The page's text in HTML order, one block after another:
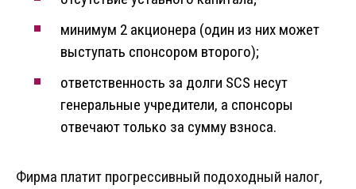
минимум 2 акционера (один из них может
выступать спонсором второго);
ответственность за долги SCS несут
генеральные учредители, а спонсоры
отвечают только за сумму взноса.
Фирма платит прогрессивный подоходный налог,